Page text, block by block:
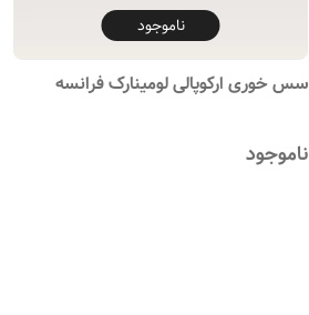
ناموجود
سس خوری ارکوپالی لومینارک فرانسه
ناموجود